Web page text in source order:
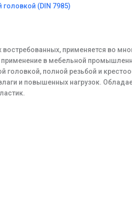
головкой (DIN 7985)
применяется во
в мебельной
головкой, полной резьбой и
и повышенных нагрузок.